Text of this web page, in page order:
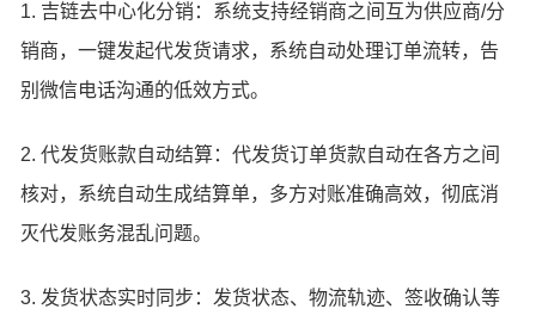
1. 吉链去中心化分销：系统支持经销商之间互为供应商/分
销商，一键发起代发货请求，系统自动处理订单流转，告
别微信电话沟通的低效方式。
2. 代发货账款自动结算：代发货订单货款自动在各方之间
核对，系统自动生成结算单，多方对账准确高效，彻底消
灭代发账务混乱问题。
3. 发货状态实时同步：发货状态、物流轨迹、签收确认等